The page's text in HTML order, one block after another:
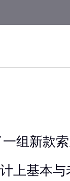
组新款
上基本